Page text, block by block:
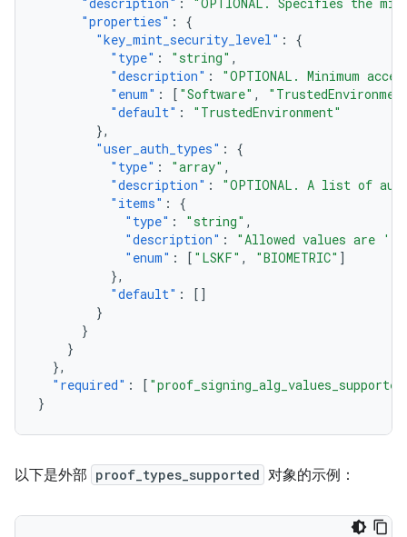
"properties" :
{
"key_mint_security_level" :
{
"type" : "string" ,
"description" :
"OPTIONAL. Minimum
"enum" : [ "Software" ,
"default" :
"TrustedEnvironment"
},
"user_auth_types" :
{
"type" : "array" ,
"description" :
"OPTIONAL. A list of
"items" :
{
"type" : "string" ,
"description" :
"Allowed values are
"enum" : [ "LSKF" , "BIOMETRIC" ]
},
"default" :
[]
}
}
}
},
"required" : [
}
以下是外部 proof_types_supported 对象的示例：